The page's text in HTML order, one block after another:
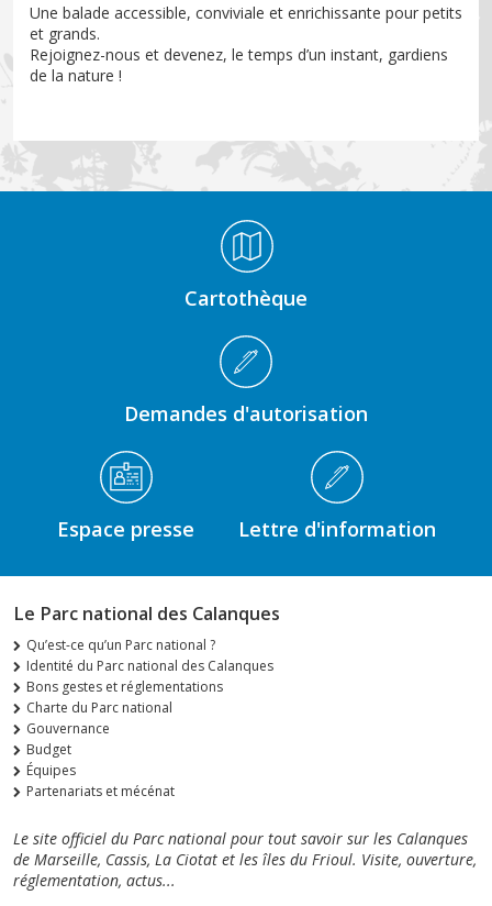
Une balade accessible, conviviale et enrichissante pour petits
et grands.
Rejoignez-nous et devenez, le temps d’un instant, gardiens
de la nature !
Cartothèque
Demandes d'autorisation
Espace presse Lettre d'information
Le Parc national des Calanques
Qu’est-ce qu’un Parc national ?
Identité du Parc national des Calanques
Bons gestes et réglementations
Charte du Parc national
Gouvernance
Budget
Équipes
Partenariats et mécénat
Le site officiel du Parc national pour tout savoir sur les Calanques
de Marseille, Cassis, La Ciotat et les îles du Frioul. Visite, ouverture,
réglementation, actus...